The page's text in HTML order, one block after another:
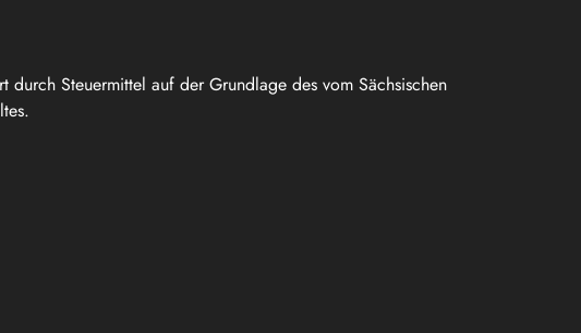
Steuermittel auf der Grundlage des vom Sächsischen